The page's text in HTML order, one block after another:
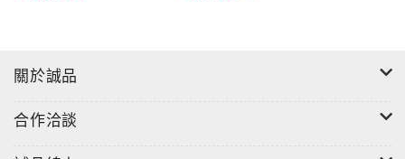
關於誠品
合作洽談